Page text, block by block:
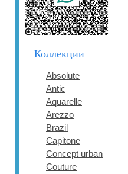
Коллекции
Absolute
Antic
Aquarelle
Arezzo
Brazil
Capitone
Concept urban
Couture